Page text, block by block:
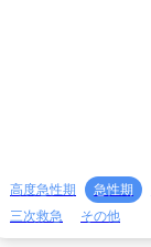
高度急性期 急性期
三次救急
その他